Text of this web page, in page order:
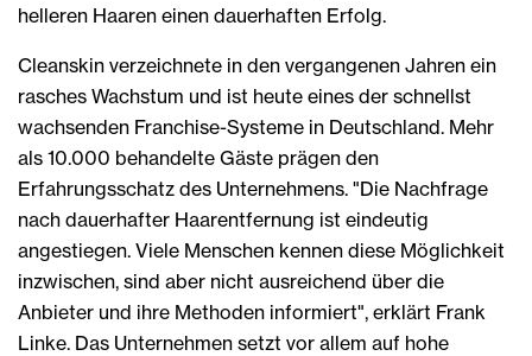
helleren Haaren einen dauerhaften Erfolg.
Cleanskin verzeichnete in den vergangenen Jahren ein
rasches Wachstum und ist heute eines der schnellst
wachsenden Franchise-Systeme in Deutschland. Mehr
als 10.000 behandelte Gäste prägen den
Erfahrungsschatz des Unternehmens. "Die Nachfrage
nach dauerhafter Haarentfernung ist eindeutig
angestiegen. Viele Menschen kennen diese Möglichkeit
inzwischen, sind aber nicht ausreichend über die
Anbieter und ihre Methoden informiert", erklärt Frank
Linke. Das Unternehmen setzt vor allem auf hohe